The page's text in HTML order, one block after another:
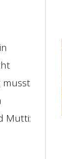
musst
Mutti: